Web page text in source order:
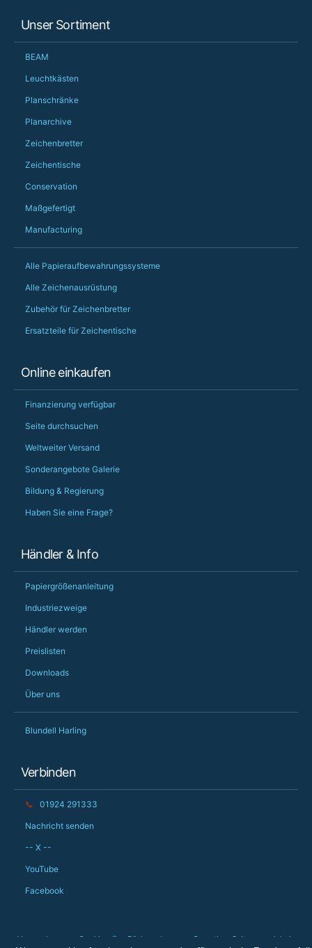
Unser Sortiment
BEAM
Leuchtkästen
Planschränke
Planarchive
Zeichenbretter
Zeichentische
Conservation
Maßgefertigt
Manufacturing
Alle Papieraufbewahrungssysteme
Alle Zeichenausrüstung
Zubehör für Zeichenbretter
Ersatzteile für Zeichentische
Online einkaufen
Finanzierung verfügbar
Seite durchsuchen
Weltweiter Versand
Sonderangebote Galerie
Bildung & Regierung
Haben Sie eine Frage?
Händler & Info
Papiergrößenanleitung
Industriezweige
Händler werden
Preislisten
Downloads
Über uns
Blundell Harling
Verbinden
📞 01924 291333
Nachricht senden
-- X --
YouTube
Facebook
Verwendung von Cookies 🍪 Rücksendungen Garantie
Seitenverzeichnis